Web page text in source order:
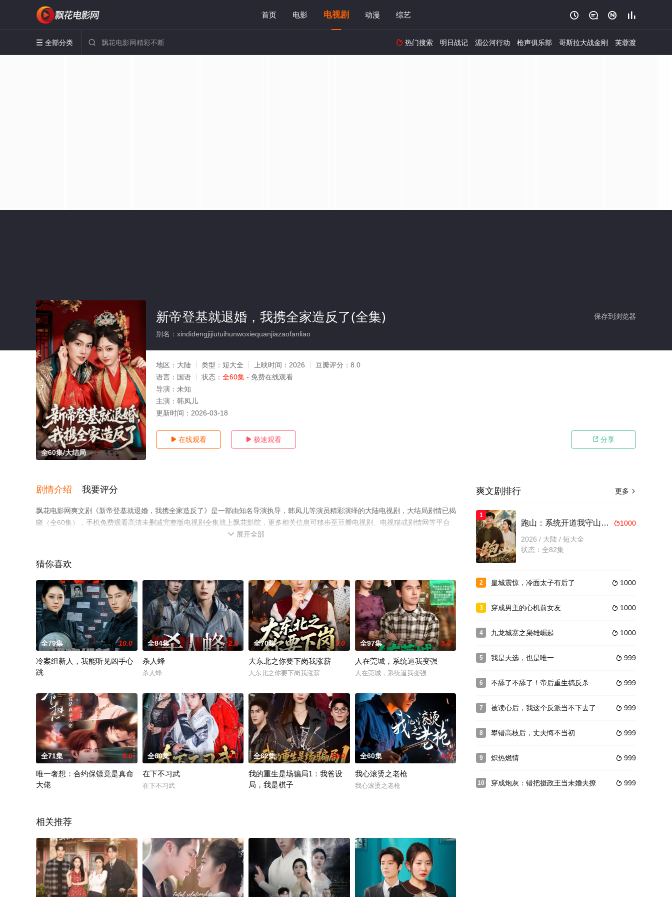
首页 电影 电视剧 动漫 综艺    
 全部分类   热门搜索 明日战记 湄公河行动 枪声俱乐部 哥斯拉大战金刚 芙蓉渡
全60集/大结局
保存到浏览器
新帝登基就退婚，我携全家造反了(全集)
别名：xindidengjijiutuihunwoxiequanjiazaofanliao
地区： 大陆 类型： 短大全 上映时间： 2026 豆瓣评分： 8.0
语言： 国语 状态： 全60集 - 免费在线观看
导演： 未知
主演： 韩凤儿
更新时间： 2026-03-18
 在线观看  极速观看  分享
剧情介绍 我要评分
飘花电影网爽文剧《新帝登基就退婚，我携全家造反了》是一部由知名导演执导，韩凤儿等演员精彩演绎的大陆电视剧，大结局剧情已揭
晓（全60集），手机免费观看高清未删减完整版电视剧全集就上飘花影院，更多相关信息可移步至豆瓣电视剧、电视猫或剧情网等平台
。
 展开全部
猜你喜欢
全79集 10.0
冷案组新人，我能听见凶手心
跳
全84集 2.0
杀人蜂
杀人蜂
全70集 7.0
大东北之你要下岗我涨薪
大东北之你要下岗我涨薪
全97集 5.0
人在莞城，系统逼我变强
人在莞城，系统逼我变强
全71集 8.0
唯一奢想：合约保镖竟是真命
大佬
全60集 9.0
在下不习武
在下不习武
全62集 10.0
我的重生是场骗局1：我爸设
局，我是棋子
全60集 8.0
我心滚烫之老枪
我心滚烫之老枪
相关推荐
更多 
爽文剧排行
1
1000
跑山：系统开道我守山为王
2026 / 大陆 / 短大全
状态：全82集
2  1000
皇城震惊，冷面太子有后了
3  1000
穿成男主的心机前女友
4  1000
九龙城寨之枭雄崛起
5  999
我是天选，也是唯一
6  999
不舔了不舔了！帝后重生搞反杀
7  999
被读心后，我这个反派当不下去了
8  999
攀错高枝后，丈夫悔不当初
9  999
炽热燃情
10  999
穿成炮灰：错把摄政王当未婚夫撩